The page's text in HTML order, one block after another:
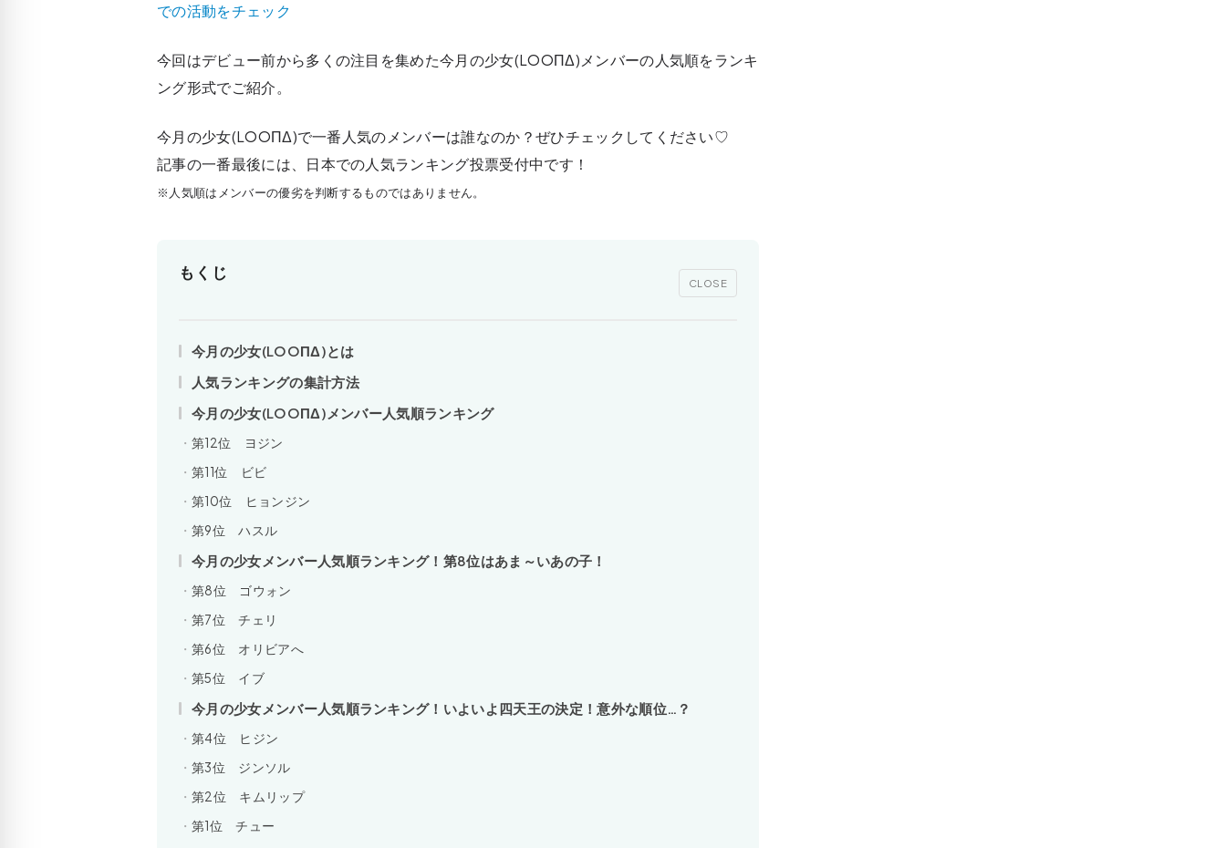
での活動をチェック
今回はデビュー前から多くの注目を集めた今月の少女(LOOΠΔ)メンバーの人気順をランキ
ング形式でご紹介。
今月の少女(LOOΠΔ)で一番人気のメンバーは誰なのか？ぜひチェックしてください♡
記事の一番最後には、日本での人気ランキング投票受付中です！
※人気順はメンバーの優劣を判断するものではありません。
もくじ
CLOSE
今月の少女(LOOΠΔ)とは
人気ランキングの集計方法
今月の少女(LOOΠΔ)メンバー人気順ランキング
第12位 ヨジン
第11位 ビビ
第10位 ヒョンジン
第9位 ハスル
今月の少女メンバー人気順ランキング！第8位はあま～いあの子！
第8位 ゴウォン
第7位 チェリ
第6位 オリビアへ
第5位 イブ
今月の少女メンバー人気順ランキング！いよいよ四天王の決定！意外な順位…？
第4位 ヒジン
第3位 ジンソル
第2位 キムリップ
第1位 チュー